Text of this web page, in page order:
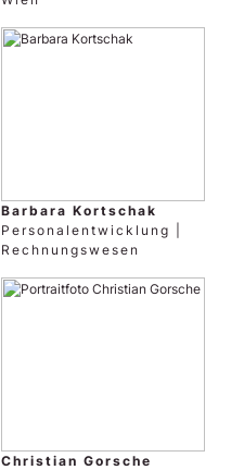
Barbara Kortschak
Personalentwicklung |
Rechnungswesen
Christian Gorsche